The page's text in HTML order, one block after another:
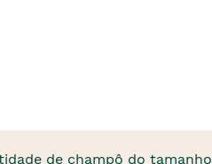
de champô do